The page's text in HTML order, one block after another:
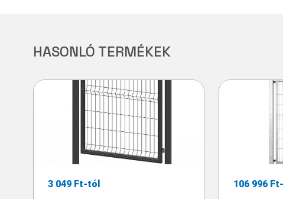
HASONLÓ TERMÉKEK
3 049 Ft-tól 106 996